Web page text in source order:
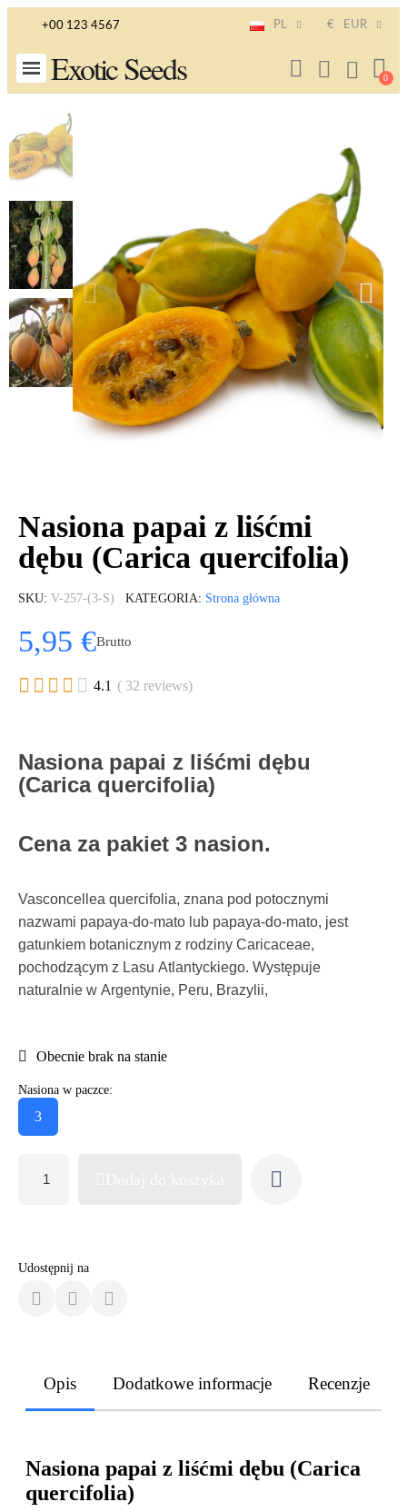
+00 123 4567 PL € EUR
Exotic Seeds
Nasiona papai z liśćmi
dębu (Carica quercifolia)
SKU V-257-(3-S) KATEGORIA Strona główna
5,95 €Brutto
     4.1 ( 32 reviews)
Nasiona papai z liśćmi dębu
(Carica quercifolia)
Cena za pakiet 3 nasion.
Vasconcellea quercifolia, znana pod potocznymi
nazwami papaya-do-mato lub papaya-do-mato, jest
gatunkiem botanicznym z rodziny Caricaceae,
pochodzącym z Lasu Atlantyckiego. Występuje
naturalnie w Argentynie, Peru, Brazylii,
Obecnie brak na stanie
Nasiona w paczce:
3
Udostępnij na
Opis Dodatkowe informacje Recenzje
Nasiona papai z liśćmi dębu (Carica
quercifolia)